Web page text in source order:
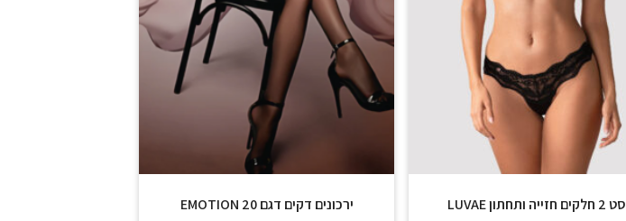
סט 2 חלקים חזייה ותחתון LUVAE ירכונים דקים דגם EMOTION 20